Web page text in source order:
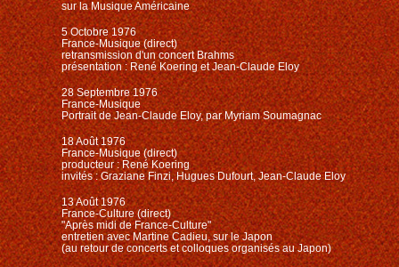
sur la Musique Américaine
5 Octobre 1976
France-Musique (direct)
retransmission d'un concert Brahms
présentation : René Koering et Jean-Claude Eloy
28 Septembre 1976
France-Musique
Portrait de Jean-Claude Eloy, par Myriam Soumagnac
18 Août 1976
France-Musique (direct)
producteur : René Koering
invités : Graziane Finzi, Hugues Dufourt, Jean-Claude Eloy
13 Août 1976
France-Culture (direct)
"Après midi de France-Culture"
entretien avec Martine Cadieu, sur le Japon
(au retour de concerts et colloques organisés au Japon)